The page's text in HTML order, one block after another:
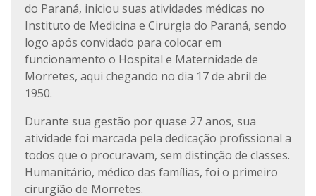
do Paraná, iniciou suas atividades médicas no
Instituto de Medicina e Cirurgia do Paraná, sendo
logo após convidado para colocar em
funcionamento o Hospital e Maternidade de
Morretes, aqui chegando no dia 17 de abril de
1950.
Durante sua gestão por quase 27 anos, sua
atividade foi marcada pela dedicação profissional a
todos que o procuravam, sem distinção de classes.
Humanitário, médico das famílias, foi o primeiro
cirurgião de Morretes.